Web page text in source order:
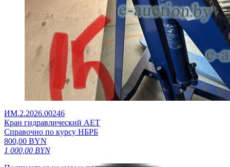
ИМ.2.2026.00246
Кран гидравлический AET
Справочно по курсу НБРБ
800,00 BYN
1 000,00 BYN